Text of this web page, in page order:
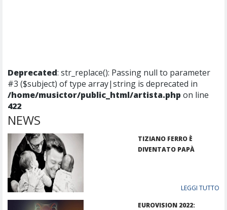
Deprecated: str_replace(): Passing null to parameter
#3 ($subject) of type array|string is deprecated in
/home/musictor/public_html/artista.php on line
422
NEWS
TIZIANO FERRO È
DIVENTATO PAPÀ
LEGGI TUTTO
EUROVISION 2022: